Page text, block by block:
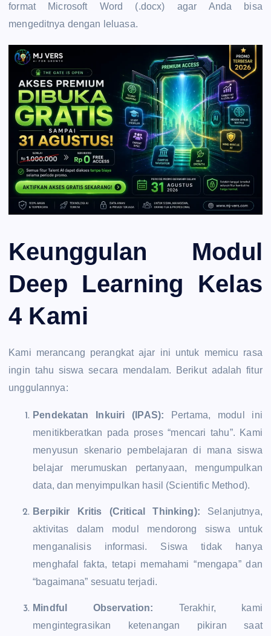
format Microsoft Word (.docx) agar Anda bisa
mengeditnya dengan leluasa.
Keunggulan Modul
Deep Learning Kelas
4 Kami
Kami merancang perangkat ajar ini untuk memicu rasa
ingin tahu siswa secara mendalam. Berikut adalah fitur
unggulannya:
Pendekatan Inkuiri (IPAS): Pertama, modul ini
menitikberatkan pada proses “mencari tahu”. Kami
menyusun skenario pembelajaran di mana siswa
belajar merumuskan pertanyaan, mengumpulkan
data, dan menyimpulkan hasil (Scientific Method).
Berpikir Kritis (Critical Thinking): Selanjutnya,
aktivitas dalam modul mendorong siswa untuk
menganalisis informasi. Siswa tidak hanya
menghafal fakta, tetapi memahami “mengapa” dan
“bagaimana” sesuatu terjadi.
Mindful Observation: Terakhir, kami
mengintegrasikan ketenangan pikiran saat